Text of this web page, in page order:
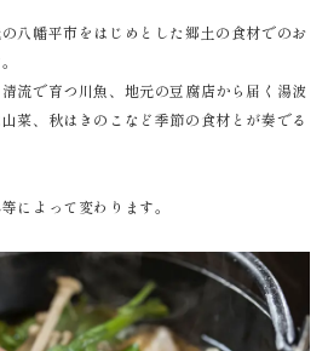
八幡平市をはじめとした郷土の食材でのお
流で育つ川魚、地元の豆腐店から届く湯波
菜、秋はきのこなど季節の食材とが奏でる
によって変わります。